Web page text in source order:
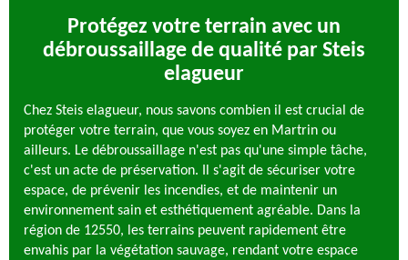
Protégez votre terrain avec un
débroussaillage de qualité par Steis
elagueur
Chez Steis elagueur, nous savons combien il est crucial de
protéger votre terrain, que vous soyez en Martrin ou
ailleurs. Le débroussaillage n'est pas qu'une simple tâche,
c'est un acte de préservation. Il s'agit de sécuriser votre
espace, de prévenir les incendies, et de maintenir un
environnement sain et esthétiquement agréable. Dans la
région de 12550, les terrains peuvent rapidement être
envahis par la végétation sauvage, rendant votre espace